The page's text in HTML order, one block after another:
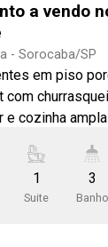
a vendo
- Sorocaba/SP
em piso
com
e cozinha
ar
wc social,
1
Suite
3
Banho